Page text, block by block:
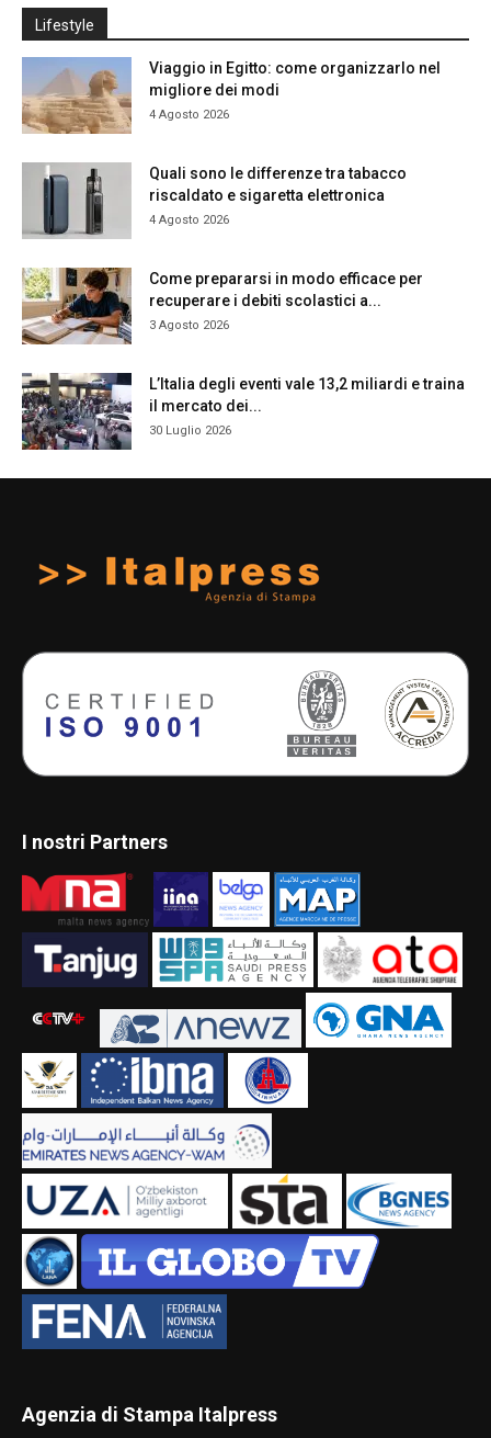
Lifestyle
Viaggio in Egitto: come organizzarlo nel
migliore dei modi
4 Agosto 2026
Quali sono le differenze tra tabacco
riscaldato e sigaretta elettronica
4 Agosto 2026
Come prepararsi in modo efficace per
recuperare i debiti scolastici a...
3 Agosto 2026
L’Italia degli eventi vale 13,2 miliardi e traina
il mercato dei...
30 Luglio 2026
I nostri Partners
Agenzia di Stampa Italpress